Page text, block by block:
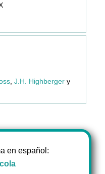
, J.H. Highbergery
en español:
cola